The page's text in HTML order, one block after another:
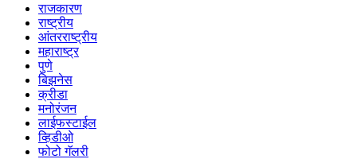
राजकारण
राष्ट्रीय
आंतरराष्ट्रीय
महाराष्ट्र
पुणे
बिझनेस
क्रीडा
मनोरंजन
लाईफस्टाईल
व्हिडीओ
फोटो गॅलरी